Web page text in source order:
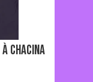
à chacina